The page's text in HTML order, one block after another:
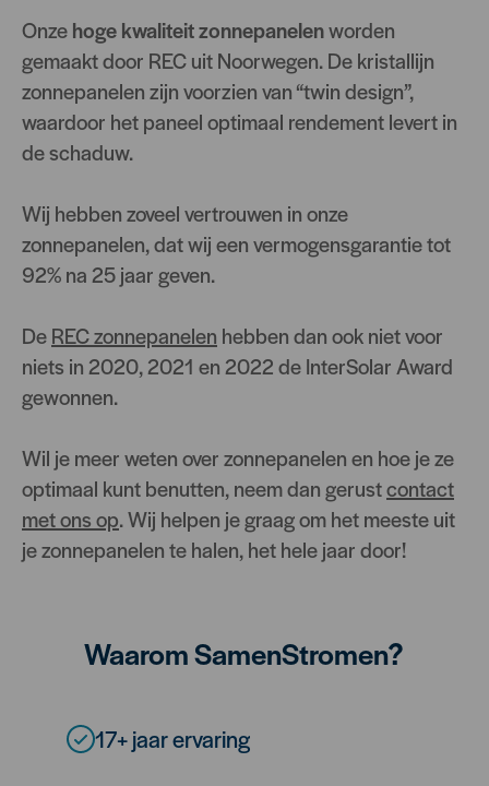
Onzehoge kwaliteit zonnepanelenworden
gemaakt door REC uit Noorwegen. De kristallijn
zonnepanelen zijn voorzien van “twin design”,
waardoor het paneel optimaal rendement levert in
de schaduw.
Wij hebben zoveel vertrouwen in onze
zonnepanelen, dat wij een vermogensgarantie tot
92% na 25 jaar geven.
DeREC zonnepanelen hebben dan ook niet voor
niets in 2020, 2021 en 2022 de InterSolar Award
gewonnen.
Wil je meer weten over zonnepanelen en hoe je ze
optimaal kunt benutten, neem dan gerustcontact
met ons op. Wij helpen je graag om het meeste uit
je zonnepanelen te halen, het hele jaar door!
Waarom SamenStromen?
17+ jaar ervaring